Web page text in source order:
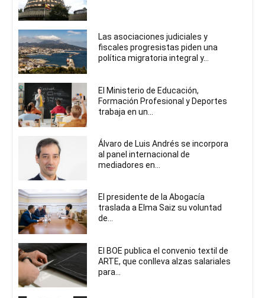
Las asociaciones judiciales y
fiscales progresistas piden una
política migratoria integral y...
El Ministerio de Educación,
Formación Profesional y Deportes
trabaja en un...
Álvaro de Luis Andrés se incorpora
al panel internacional de
mediadores en...
El presidente de la Abogacía
traslada a Elma Saiz su voluntad
de...
El BOE publica el convenio textil de
ARTE, que conlleva alzas salariales
para...